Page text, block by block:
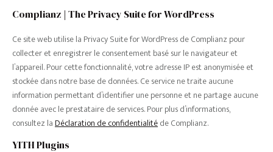
Complianz | The Privacy Suite for WordPress
Ce site web utilise la Privacy Suite for WordPress de Complianz pour
collecter et enregistrer le consentement basé sur le navigateur et
l’appareil. Pour cette fonctionnalité, votre adresse IP est anonymisée et
stockée dans notre base de données. Ce service ne traite aucune
information permettant d’identifier une personne et ne partage aucune
donnée avec le prestataire de services. Pour plus d’informations,
consultez laDéclaration de confidentialitéde Complianz.
YITH Plugins